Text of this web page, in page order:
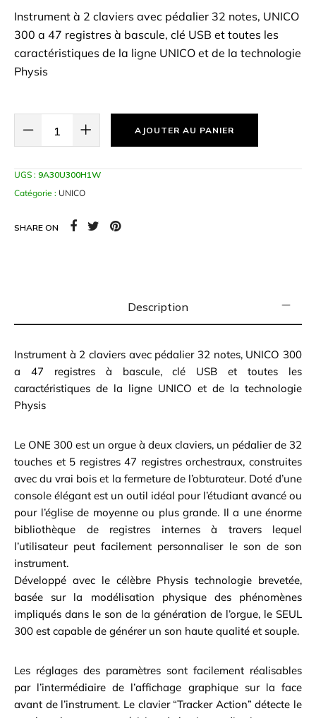
Instrument à 2 claviers avec pédalier 32 notes, UNICO
300 a 47 registres à bascule, clé USB et toutes les
caractéristiques de la ligne UNICO et de la technologie
Physis
AJOUTER AU PANIER
UGS : 9A30U300H1W
Catégorie : UNICO
SHARE ON
Description
Instrument à 2 claviers avec pédalier 32 notes, UNICO 300
a 47 registres à bascule, clé USB et toutes les
caractéristiques de la ligne UNICO et de la technologie
Physis
Le ONE 300 est un orgue à deux claviers, un pédalier de 32
touches et 5 registres 47 registres orchestraux, construites
avec du vrai bois et la fermeture de l’obturateur. Doté d’une
console élégant est un outil idéal pour l’étudiant avancé ou
pour l’église de moyenne ou plus grande. Il a une énorme
bibliothèque de registres internes à travers lequel
l’utilisateur peut facilement personnaliser le son de son
instrument.
Développé avec le célèbre Physis technologie brevetée,
basée sur la modélisation physique des phénomènes
impliqués dans le son de la génération de l’orgue, le SEUL
300 est capable de générer un son haute qualité et souple.
Les réglages des paramètres sont facilement réalisables
par l’intermédiaire de l’affichage graphique sur la face
avant de l’instrument. Le clavier “Tracker Action” détecte le